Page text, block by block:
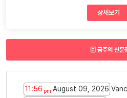
상세보기
금주의 신문
11:56 pm August 09, 2026